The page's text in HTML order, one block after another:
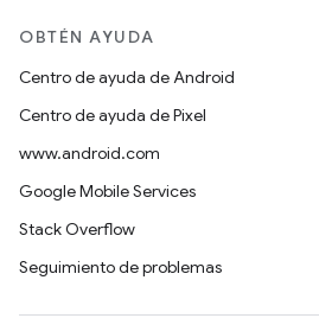
OBTÉN AYUDA
Centro de ayuda de Android
Centro de ayuda de Pixel
www.android.com
Google Mobile Services
Stack Overflow
Seguimiento de problemas